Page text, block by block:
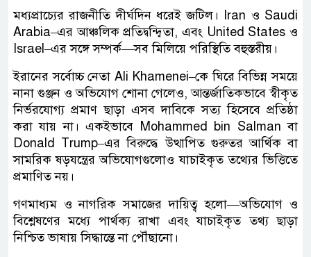
মধ্যপ্রাচ্যের রাজনীতি দীর্ঘদিন ধরেই জটিল। Iran ও Saudi
Arabia–এর আঞ্চলিক প্রতিদ্বন্দ্বিতা, এবং United States ও
Israel–এর সঙ্গে সম্পর্ক—সব মিলিয়ে পরিস্থিতি বহুস্তরীয়।
ইরানের সর্বোচ্চ নেতা Ali Khamenei–কে ঘিরে বিভিন্ন সময়ে
নানা গুঞ্জন ও অভিযোগ শোনা গেলেও, আন্তর্জাতিকভাবে স্বীকৃত
নির্ভরযোগ্য প্রমাণ ছাড়া এসব দাবিকে সত্য হিসেবে প্রতিষ্ঠা
করা যায় না। একইভাবে Mohammed bin Salman বা
Donald Trump–এর বিরুদ্ধে উত্থাপিত গুরুতর আর্থিক বা
সামরিক ষড়যন্ত্রের অভিযোগগুলোও যাচাইকৃত তথ্যের ভিত্তিতে
প্রমাণিত নয়।
গণমাধ্যম ও নাগরিক সমাজের দায়িত্ব হলো—অভিযোগ ও
বিশ্লেষণের মধ্যে পার্থক্য রাখা এবং যাচাইকৃত তথ্য ছাড়া
নিশ্চিত ভাষায় সিদ্ধান্তে না পৌঁছানো।